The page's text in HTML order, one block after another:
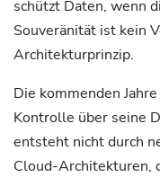
schützt Daten, wenn
Souveränität ist kein
Architekturprinzip.
Die kommenden
Kontrolle über seine
entsteht nicht durch
Cloud-Architekturen,